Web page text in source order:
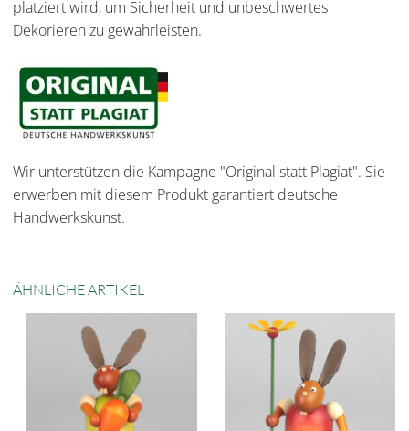
platziert wird, um Sicherheit und unbeschwertes
Dekorieren zu gewährleisten.
Wir unterstützen die Kampagne "Original statt Plagiat". Sie
erwerben mit diesem Produkt garantiert deutsche
Handwerkskunst.
ÄHNLICHE ARTIKEL